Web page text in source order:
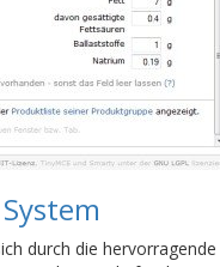
durch die hervorragende